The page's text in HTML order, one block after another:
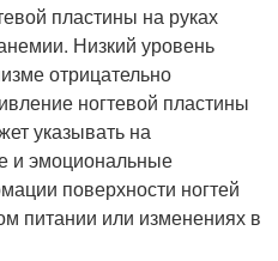
пластины на руках
Низкий уровень
отрицательно
ногтевой пластины
указывать на
и эмоциональные
поверхности ногтей
питании или изменениях в